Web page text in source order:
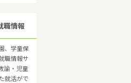
職情報
、学童保
職情報サ
諭・児童
就活がで